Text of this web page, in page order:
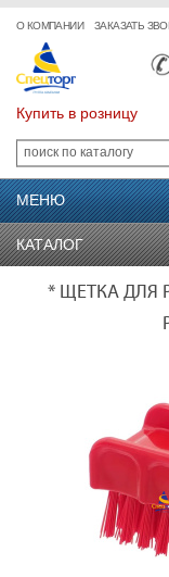
О КОМПАНИИ ЗАКАЗАТЬ
Купить в розницу
МЕНЮ
КАТАЛОГ
* ЩЕТКА ДЛЯ